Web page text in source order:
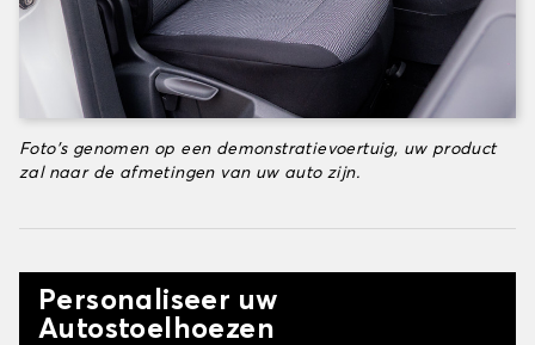
Foto's genomen op een demonstratievoertuig, uw product
zal naar de afmetingen van uw auto zijn.
Personaliseer uw
Autostoelhoezen